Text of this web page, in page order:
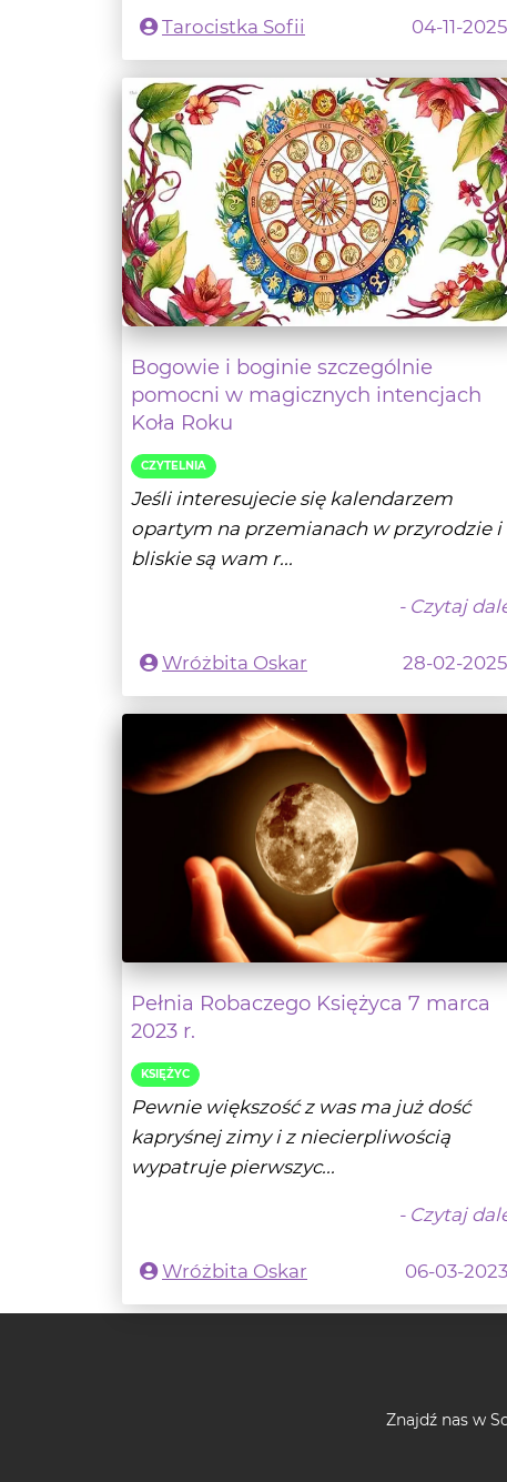
Bogowie i boginie szczególnie
pomocni w magicznych intencjach
Koła Roku
CZYTELNIA
Jeśli interesujecie się kalendarzem
opartym na przemianach w przyrodzie i
bliskie są wam r...
- Czytaj dalej
Pełnia Robaczego Księżyca 7 marca
KSIĘŻYC
Pewnie większość z was ma już dość
kapryśnej zimy i z niecierpliwością
wypatruje pierwszyc...
- Czytaj dalej
Znajdź nas w